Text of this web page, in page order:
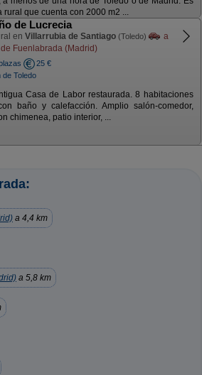
rural que cuenta con 2000 m2 ...
de Lucrecia
en Villarrubia de Santiago (Toledo)
a
de Fuenlabrada (Madrid)
25 €
de Toledo
Casa de Labor restaurada. 8 habitaciones
baño y calefacción. Amplio salón-comedor,
chimenea, patio interior, ...
a 4,4 km
a 5,8 km